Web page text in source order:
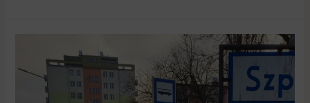
zarzuty
pijanego